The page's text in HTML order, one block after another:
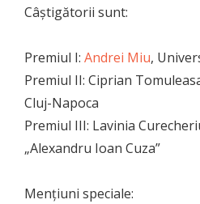
Câștigătorii sunt:
Premiul I: Andrei Miu,
Premiul II: Ciprian
Cluj-Napoca
Premiul III: Lavinia
„Alexandru Ioan Cuza”
Mențiuni speciale: